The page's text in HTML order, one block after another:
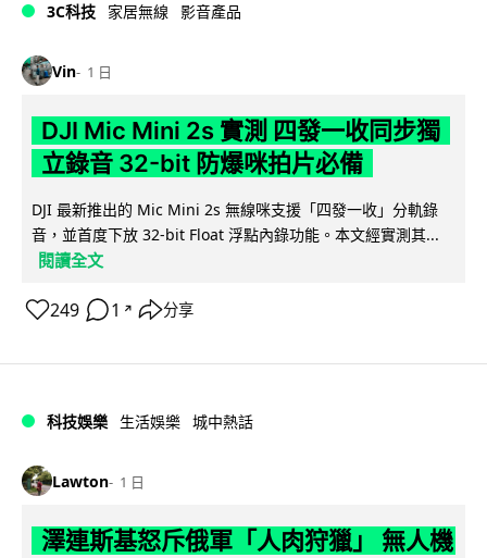
3C科技 家居無線 影音產品
Vin 1 日
DJI Mic Mini 2s 實測 四發一收同步獨
立錄音 32-bit 防爆咪拍片必備
DJI 最新推出的 Mic Mini 2s 無線咪支援「四發一收」分軌錄
音，並首度下放 32-bit Float 浮點內錄功能。本文經實測其...
閱讀全文
249 1 ↗ 分享
科技娛樂 生活娛樂 城中熱話
Lawton 1 日
澤連斯基怒斥俄軍「人肉狩獵」 無人機